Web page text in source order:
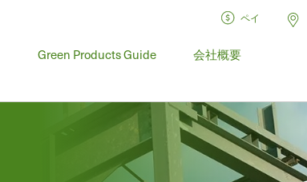
Green Products Guide 会社概要
ペイ